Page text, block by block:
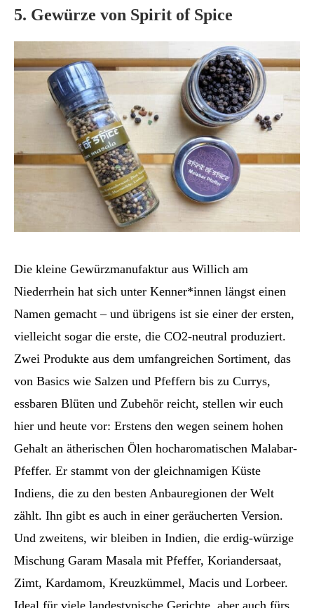
5. Gewürze von Spirit of Spice
Die kleine Gewürzmanufaktur aus Willich am
Niederrhein hat sich unter Kenner*innen längst einen
Namen gemacht – und übrigens ist sie einer der ersten,
vielleicht sogar die erste, die CO2-neutral produziert.
Zwei Produkte aus dem umfangreichen Sortiment, das
von Basics wie Salzen und Pfeffern bis zu Currys,
essbaren Blüten und Zubehör reicht, stellen wir euch
hier und heute vor: Erstens den wegen seinem hohen
Gehalt an ätherischen Ölen hocharomatischen Malabar-
Pfeffer. Er stammt von der gleichnamigen Küste
Indiens, die zu den besten Anbauregionen der Welt
zählt. Ihn gibt es auch in einer geräucherten Version.
Und zweitens, wir bleiben in Indien, die erdig-würzige
Mischung Garam Masala mit Pfeffer, Koriandersaat,
Zimt, Kardamom, Kreuzkümmel, Macis und Lorbeer.
Ideal für viele landestypische Gerichte, aber auch fürs